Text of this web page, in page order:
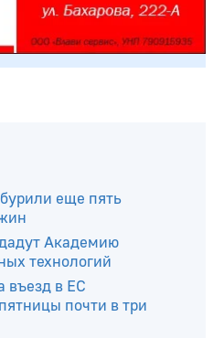
еще пять
Академию
технологий
въезд в ЕС
почти в три